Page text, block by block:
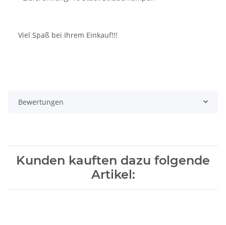
Viel Spaß bei Ihrem Einkauf!!!
Bewertungen
Kunden kauften dazu folgende
Artikel: